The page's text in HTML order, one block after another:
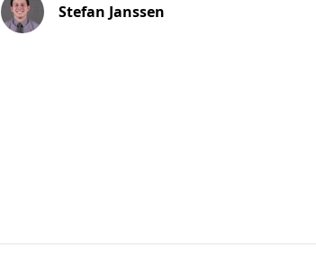
Stefan Janssen